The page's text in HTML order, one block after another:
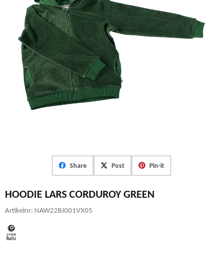
Share Post Pin-it
HOODIE LARS CORDUROY GREEN
Artikelnr: NAW22BJ001VX05